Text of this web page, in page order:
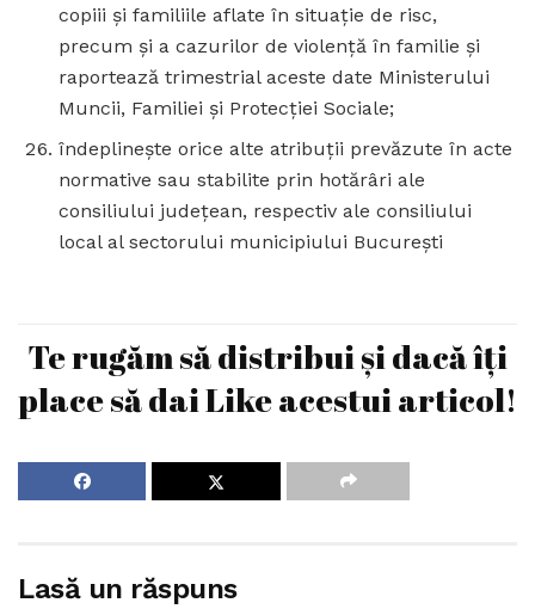
copiii şi familiile aflate în situaţie de risc,
precum şi a cazurilor de violenţă în familie şi
raportează trimestrial aceste date Ministerului
Muncii, Familiei şi Protecţiei Sociale;
îndeplineşte orice alte atribuţii prevăzute în acte
normative sau stabilite prin hotărâri ale
consiliului judeţean, respectiv ale consiliului
local al sectorului municipiului Bucureşti
Te rugăm să distribui și dacă îți
place să dai Like acestui articol!
Lasă un răspuns